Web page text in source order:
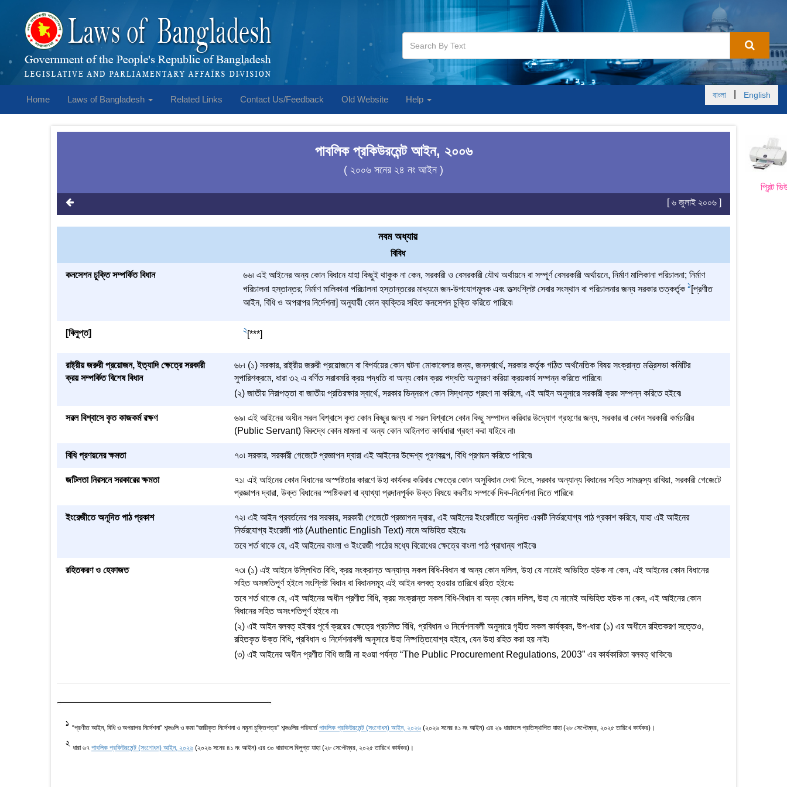
Home Laws of Bangladesh Related Links Contact Us/Feedback Old Website Help বাংলা English
প্রিন্ট
পাবলিক প্রকিউরমেন্ট আইন, ২০০৬
( ২০০৬ সনের ২৪ নং আইন )
[ ৬ জুলাই ২০০৬ ]
নবম অধ্যায়
বিবিধ
কনসেশন চুক্তি সম্পর্কিত বিধান
৬৬৷ এই আইনের অন্য কোন বিধানে যাহা কিছুই থাকুক না কেন, সরকারী ও বেসরকারী যৌথ অর্থায়নে বা সম্পূর্ণ বেসরকারী অর্থায়নে, নির্মাণ মালিকানা পরিচালনা; নির্মাণ
পরিচালনা হস্তান্তর; নির্মাণ মালিকানা পরিচালনা হস্তান্তরের মাধ্যমে জন-উপযোগমূলক এবং তত্সংশ্লিষ্ট সেবার সংস্থান বা পরিচালনার জন্য সরকার তত্কর্তৃক 1[প্রণীত
আইন, বিধি ও অপরাপর নির্দেশনা] অনুযায়ী কোন ব্যক্তির সহিত কনসেশন চুক্তি করিতে পারিবে৷
[বিলুপ্ত] 2[***]
রাষ্ট্রীয় জরুরী প্রয়োজন, ইত্যাদি ক্ষেত্রে সরকারী
ক্রয় সম্পর্কিত বিশেষ বিধান
৬৮৷ (১) সরকার, রাষ্ট্রীয় জরুরী প্রয়োজনে বা বিপর্যয়ের কোন ঘটনা মোকাবেলার জন্য, জনস্বার্থে, সরকার কর্তৃক গঠিত অর্থনৈতিক বিষয় সংক্রান্ত মন্ত্রিসভা কমিটির
সুপারিশক্রমে, ধারা ৩২ এ বর্ণিত সরাবসরি ক্রয় পদ্ধতি বা অন্য কোন ক্রয় পদ্ধতি অনুসরণ করিয়া ক্রয়কার্য সম্পন্ন করিতে পারিবে৷
(২) জাতীয় নিরাপত্তা বা জাতীয় প্রতিরক্ষার স্বার্থে, সরকার ভিন্নরূপ কোন সিদ্ধান্ত গ্রহণ না করিলে, এই আইন অনুসারে সরকারী ক্রয় সম্পন্ন করিতে হইবে৷
সরল বিশ্বাসে কৃত কাজকর্ম রক্ষণ
৬৯৷ এই আইনের অধীন সরল বিশ্বাসে কৃত কোন কিছুর জন্য বা সরল বিশ্বাসে কোন কিছু সম্পাদন করিবার উদ্যোগ গ্রহণের জন্য, সরকার বা কোন সরকারী কর্মচারীর
(Public Servant) বিরুদ্ধে কোন মামলা বা অন্য কোন আইনগত কার্যধারা গ্রহণ করা যাইবে না৷
বিধি প্রণয়নের ক্ষমতা ৭০৷ সরকার, সরকারী গেজেটে প্রজ্ঞাপন দ্বারা এই আইনের উদ্দেশ্য পূরণকল্পে, বিধি প্রণয়ন করিতে পারিবে৷
জটিলতা নিরসনে সরকারের ক্ষমতা
৭১৷ এই আইনের কোন বিধানের অস্পষ্টতার কারণে উহা কার্যকর করিবার ক্ষেত্রে কোন অসুবিধান দেখা দিলে, সরকার অন্যান্য বিধানের সহিত সামঞ্জস্য রাখিয়া, সরকারী গেজেটে
প্রজ্ঞাপন দ্বারা, উক্ত বিধানের স্পষ্টিকরণ বা ব্যাখ্যা প্রদানপূর্বক উক্ত বিষয়ে করণীয় সম্পর্কে দিক-নির্দেশনা দিতে পারিবে৷
ইংরেজীতে অনূদিত পাঠ প্রকাশ
৭২৷ এই আইন প্রবর্তনের পর সরকার, সরকারী গেজেটে প্রজ্ঞাপন দ্বারা, এই আইনের ইংরেজীতে অনূদিত একটি নির্ভরযোগ্য পাঠ প্রকাশ করিবে, যাহা এই আইনের
নির্ভরযোগ্য ইংরেজী পাঠ (Authentic English Text) নামে অভিহিত হইবেঃ
তবে শর্ত থাকে যে, এই আইনের বাংলা ও ইংরেজী পাঠের মধ্যে বিরোধের ক্ষেত্রে বাংলা পাঠ প্রাধান্য পাইবে৷
রহিতকরণ ও হেফাজত
৭৩৷ (১) এই আইনে উল্লিখিত বিধি, ক্রয় সংক্রান্ত অন্যান্য সকল বিধি-বিধান বা অন্য কোন দলিল, উহা যে নামেই অভিহিত হউক না কেন, এই আইনের কোন বিধানের
সহিত অসঙ্গতিপূর্ণ হইলে সংশ্লিষ্ট বিধান বা বিধানসমূহ এই আইন বলবত্ হওয়ার তারিখে রহিত হইবেঃ
তবে শর্ত থাকে যে, এই আইনের অধীন প্রণীত বিধি, ক্রয় সংক্রান্ত সকল বিধি-বিধান বা অন্য কোন দলিল, উহা যে নামেই অভিহিত হউক না কেন, এই আইনের কোন
বিধানের সহিত অসংগতিপূর্ণ হইবে না৷
(২) এই আইন বলবত্ হইবার পূর্বে ক্রয়ের ক্ষেত্রে প্রচলিত বিধি, প্রবিধান ও নির্দেশনাবলী অনুসারে গৃহীত সকল কার্যক্রম, উপ-ধারা (১) এর অধীনে রহিতকরণ সত্তেও,
রহিতকৃত উক্ত বিধি, প্রবিধান ও নির্দেশনাবলী অনুসারে উহা নিষ্পত্তিযোগ্য হইবে, যেন উহা রহিত করা হয় নাই৷
(৩) এই আইনের অধীন প্রণীত বিধি জারী না হওয়া পর্যন্ত “The Public Procurement Regulations, 2003” এর কার্যকারিতা বলবত্ থাকিবে৷
1 “প্রণীত আইন, বিধি ও অপরাপর নির্দেশনা” শব্দগুলি ও কমা “জারীকৃত নির্দেশনা ও নমুনা চুক্তিপত্র” শব্দগুলির পরিবর্তেপাবলিক প্রকিউরমেন্ট (সংশোধন) আইন, ২০২৬ (২০২৬ সনের ৪১ নং আইন) এর ২৯ ধারাবলে প্রতিস্থাপিত যাহা (২৮ সেপ্টেম্বর, ২০২৫ তারিখে কার্যকর)।
2 ধারা ৬৭ পাবলিক প্রকিউরমেন্ট (সংশোধন) আইন, ২০২৬ (২০২৬ সনের ৪১ নং আইন) এর ৩০ ধারাবলে বিলুপ্ত যাহা (২৮ সেপ্টেম্বর, ২০২৫ তারিখে কার্যকর)।